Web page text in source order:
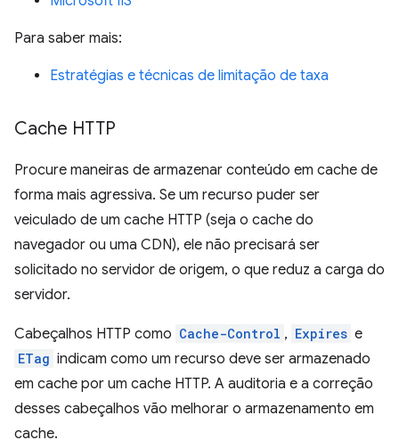
Para saber mais:
Estratégias e técnicas de limitação de taxa
Cache HTTP
Procure maneiras de armazenar conteúdo em cache de
forma mais agressiva. Se um recurso puder ser
veiculado de um cache HTTP (seja o cache do
navegador ou uma CDN), ele não precisará ser
solicitado no servidor de origem, o que reduz a carga do
servidor.
Cabeçalhos HTTP como Cache-Control , Expires e
ETag indicam como um recurso deve ser armazenado
em cache por um cache HTTP. A auditoria e a correção
desses cabeçalhos vão melhorar o armazenamento em
cache.